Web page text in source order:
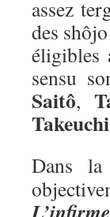
assez
des
éligibles
sensu
Saitô,
Takeuchi
Dans